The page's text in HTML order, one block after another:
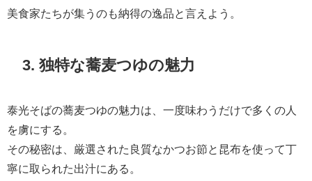
美食家たちが集うのも納得の逸品と言えよう。
3. 独特な蕎麦つゆの魅力
泰光そばの蕎麦つゆの魅力は、一度味わうだけで多くの人
を虜にする。
その秘密は、厳選された良質なかつお節と昆布を使って丁
寧に取られた出汁にある。